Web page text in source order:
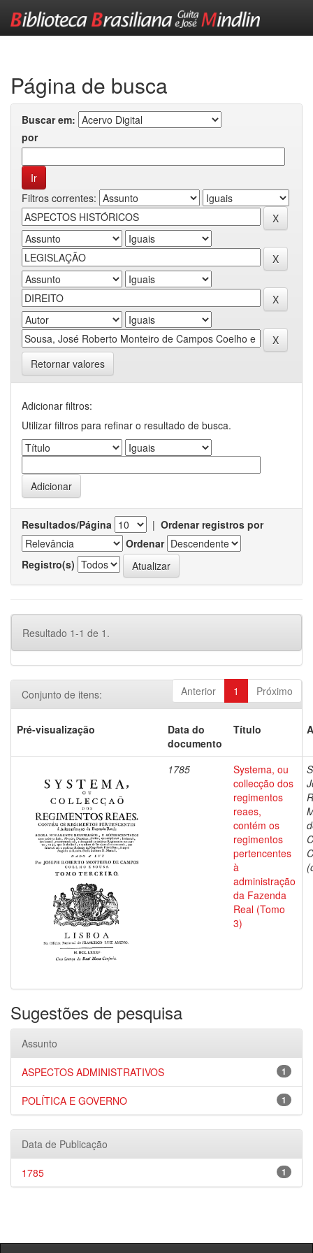
Página de busca
Buscar em:
por
Filtros correntes:
Retornar valores
Adicionar filtros:
Utilizar filtros para refinar o resultado de busca.
Resultados/Página | Ordenar registros por
Ordenar
Registro(s)
Resultado 1-1 de 1.
Anterior 1 Próximo
Conjunto de itens:
Pré-visualização
Data do
documento
Título
1785
Systema, ou
collecção dos
regimentos
reaes,
contém os
regimentos
pertencentes
à
administração
da Fazenda
Real (Tomo
3)
Sugestões de pesquisa
Assunto
1
ASPECTOS ADMINISTRATIVOS
1
POLÍTICA E GOVERNO
Data de Publicação
1
1785